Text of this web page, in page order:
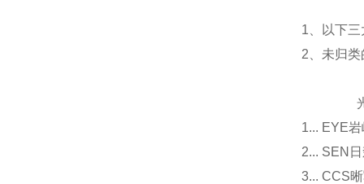
1、以下
2、未归
光源
1... EYE
2... SEN
3... CCS